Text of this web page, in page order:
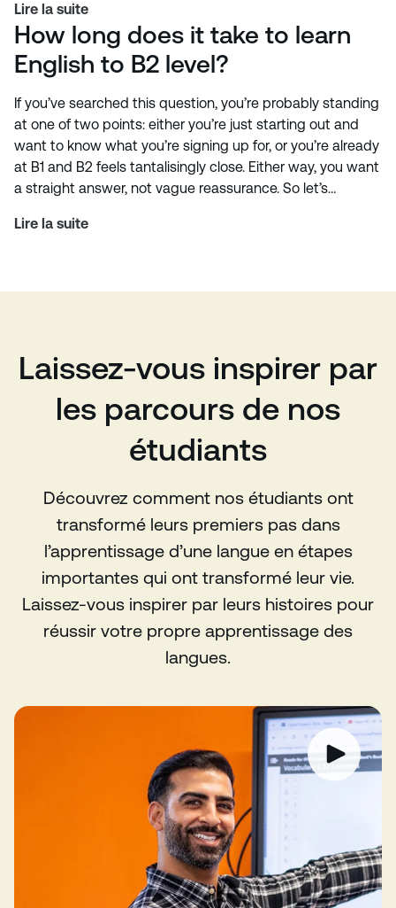
Lire la suite
How long does it take to learn
English to B2 level?
If you’ve searched this question, you’re probably standing
at one of two points: either you’re just starting out and
want to know what you’re signing up for, or you’re already
at B1 and B2 feels tantalisingly close. Either way, you want
a straight answer, not vague reassurance. So let’s…
Lire la suite
Laissez-vous inspirer par
les parcours de nos
étudiants
Découvrez comment nos étudiants ont
transformé leurs premiers pas dans
l’apprentissage d’une langue en étapes
importantes qui ont transformé leur vie.
Laissez-vous inspirer par leurs histoires pour
réussir votre propre apprentissage des
langues.